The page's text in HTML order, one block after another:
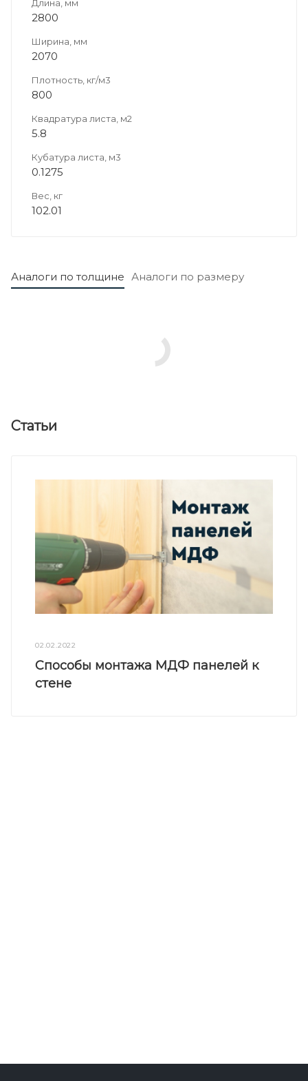
Длина, мм
2800
Ширина, мм
2070
Плотность, кг/м3
800
Квадратура листа, м2
5.8
Кубатура листа, м3
0.1275
Вес, кг
102.01
Аналоги по толщине Аналоги по размеру
Статьи
02.02.2022
Способы монтажа МДФ панелей к
стене